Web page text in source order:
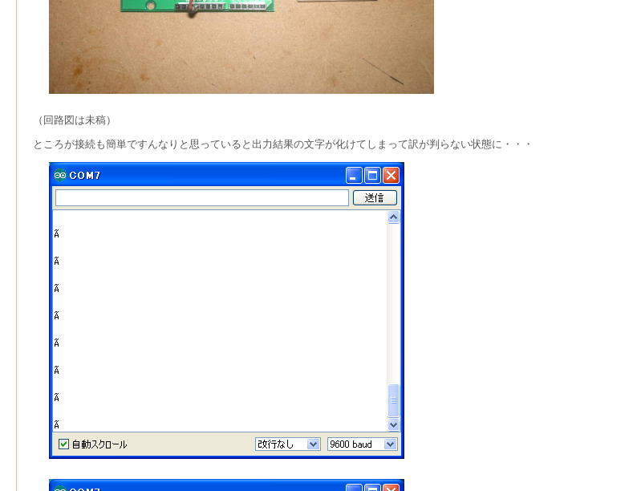
（回路図は未稿）
ところが接続も簡単ですんなりと思っていると出力結果の文字が化けてしまって訳が判らない状態に・・・